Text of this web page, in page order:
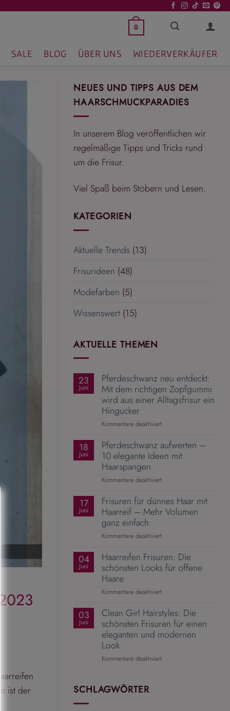
0
SALE BLOG ÜBER UNS WIEDERVERKÄUFER
ist der
NEUES UND TIPPS AUS DEM
HAARSCHMUCKPARADIES
In unserem Blog veröffentlichen wir
regelmäßige Tipps und Tricks rund
um die Frisur.
Viel Spaß beim Stöbern und Lesen.
KATEGORIEN
Aktuelle Trends (13)
Frisurideen (48)
Modefarben (5)
Wissenswert (15)
AKTUELLE THEMEN
23
Juni
Pferdeschwanz neu entdeckt:
Mit dem richtigen Zopfgummi
wird aus einer Alltagsfrisur ein
Hingucker
Kommentare deaktiviertfür
neu
entdeckt:
richtigen
wird
aus
18
Juni
Pferdeschwanz aufwerten –
10 elegante Ideen mit
Haarspangen
Kommentare deaktiviertfür
aufwerten
–
Ideen
Haarspangen
17
Juni
Frisuren für dünnes Haar mit
Haarreif – Mehr Volumen
ganz einfach
Kommentare deaktiviertfür
für
dünnes
Haarreif
Mehr
Volumen
ganz
04
Juni
Haarreifen Frisuren: Die
schönsten Looks für offene
Haare
Kommentare deaktiviertfür
Frisuren:
Die
schönsten
Looks
offene
03
Juni
Clean Girl Hairstyles: Die
schönsten Frisuren für einen
eleganten und modernen
Look
Kommentare deaktiviertfür
SCHLAGWÖRTER